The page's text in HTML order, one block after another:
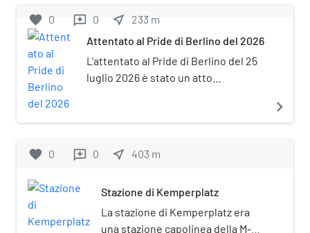
Porta di Brandeburgo.
favorite 0 reviews 0 near_me 233 m
Attentato al Pride di Berlino del 2026
L'attentato al Pride di Berlino del 25
luglio 2026 è stato un atto
Nel Großer Tiergarten, il
con un veicolo a motore e ne attaccò
causa degli eventi una donna perse
la vita e 31 altre persone vennero
ferite, in parte gravemente. Il
navigate_next
favorite 0 reviews 0 near_me 403 m
Stazione di Kemperplatz
La stazione di Kemperplatz era
una stazione capolinea della M-